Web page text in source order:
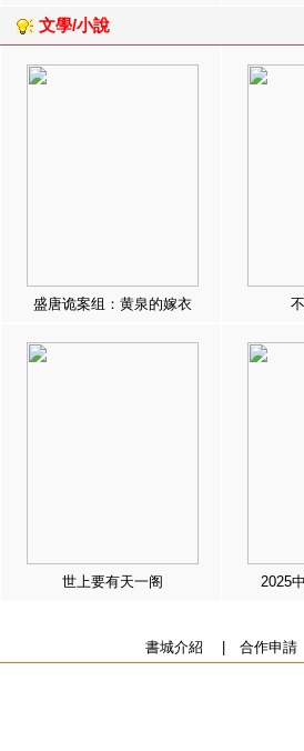
文學/小說
盛唐诡案组：黄泉的嫁衣
世上要有天一阁 2025
書城介紹 合作申請